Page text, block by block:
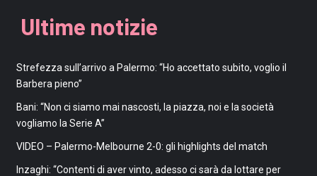
Ultime notizie
Strefezza sull’arrivo a Palermo: “Ho accettato subito, voglio il
Barbera pieno”
Bani: “Non ci siamo mai nascosti, la piazza, noi e la società
vogliamo la Serie A”
VIDEO – Palermo-Melbourne 2-0: gli highlights del match
Inzaghi: “Contenti di aver vinto, adesso ci sarà da lottare per